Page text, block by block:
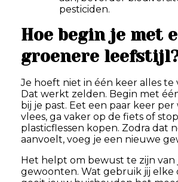
pesticiden.
Hoe begin je met
groenere
Je hoeft niet in één keer alles te
Dat werkt zelden. Begin met
bij je past. Eet een paar keer
vlees, ga vaker op de fiets of
plasticflessen kopen. Zodra dat
aanvoelt, voeg je een nieuwe
Het helpt om bewust te zijn van
gewoonten. Wat gebruik jij elke